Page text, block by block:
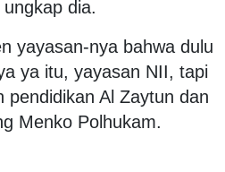
dia.
yayasan-nya bahwa dulu
ya itu, yayasan NII, tapi
pendidikan Al Zaytun dan
Menko Polhukam.